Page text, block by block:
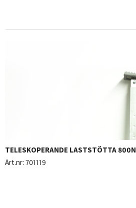
TELESKOPERANDE LASTSTÖTTA 800N
Art.nr: 701119